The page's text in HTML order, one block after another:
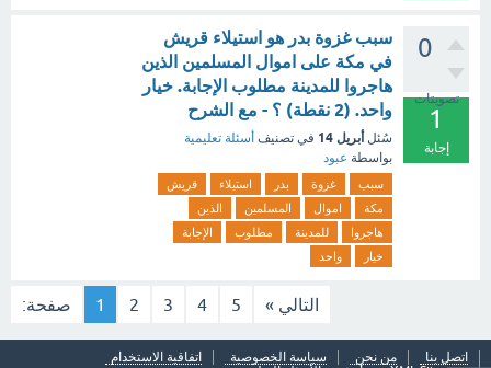
0
تصويتات
1
إجابة
سبب غزوة بدر هو استيلاء قريش
في مكة على اموال المسلمين الذين
هاجروا للمدينة مطلوب الإجابة. خيار
واحد. (2 نقطة) ؟ - مع الشرح
سُئل أبريل 14 في تصنيف أسئلة تعليمية
بواسطة عبود
سبب غزوة بدر استيلاء
قريش
مكة
اموال المسلمين
الذين
هاجروا
للمدينة مطلوب
الإجابة
خيار
واحد
صفحة: 1 2 3 4 5 التالي »
اتصل بنا من نحن سياسة الخصوصية
اتفاقية الاستخدام